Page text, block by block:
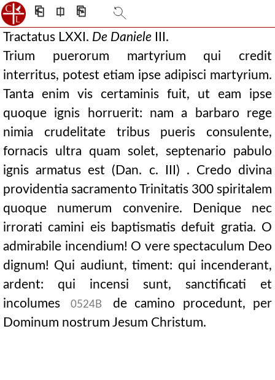
⎗ ⎅ ⎘
Tractatus LXXI. De Daniele III.
Trium puerorum martyrium qui credit
interritus, potest etiam ipse adipisci martyrium.
Tanta enim vis certaminis fuit, ut eam ipse
quoque ignis horruerit: nam a barbaro rege
nimia crudelitate tribus pueris consulente,
fornacis ultra quam solet, septenario pabulo
ignis armatus est (Dan. c. III) . Credo divina
providentia sacramento Trinitatis 300 spiritalem
quoque numerum convenire. Denique nec
irrorati camini eis baptismatis defuit gratia. O
admirabile incendium! O vere spectaculum Deo
dignum! Qui audiunt, timent: qui incenderant,
ardent: qui incensi sunt, sanctificati et
incolumes
0524B
de camino procedunt, per
Dominum nostrum Jesum Christum.